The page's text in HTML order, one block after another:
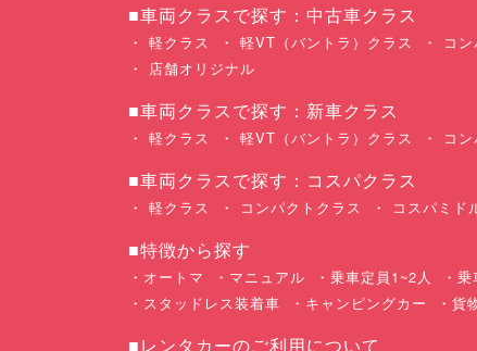
■車両クラスで探す：中古車クラス
軽クラス 軽VT（バントラ）クラス コ
店舗オリジナル
■車両クラスで探す：新車クラス
軽クラス 軽VT（バントラ）クラス コ
■車両クラスで探す：コスパクラス
軽クラス コンパクトクラス コスパミド
■特徴から探す
オートマ マニュアル 乗車定員1~2人 乗
スタッドレス装着車
キャンピングカー 貨
■レンタカーのご利用について